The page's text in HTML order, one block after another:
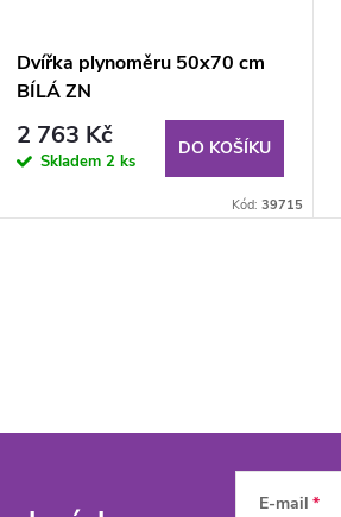
Dvířka plynoměru 50x70 cm
BÍLÁ ZN
2 763 Kč
Skladem 2 ks
DO KOŠÍKU
Kód: 39715
E-mail